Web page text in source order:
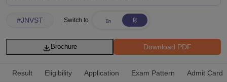
#JNVST Switch to
Download PDF
Brochure
Result Eligibility Application Exam Pattern Admit Card